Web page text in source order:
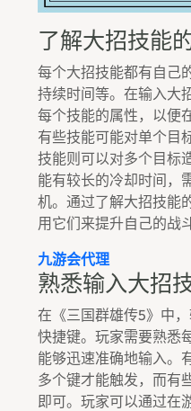
了解大招技能
每个大招技能都有自己
持续时间等。在输入大
每个技能的属性，以便
有些技能可能对单个目
技能则可以对多个目标
能有较长的冷却时间，
机。通过了解大招技能
用它们来提升自己的战
九游会代理
熟悉输入大招
在《三国群雄传5》中
快捷键。玩家需要熟悉
能够迅速准确地输入。
多个键才能触发，而有
即可。玩家可以通过在